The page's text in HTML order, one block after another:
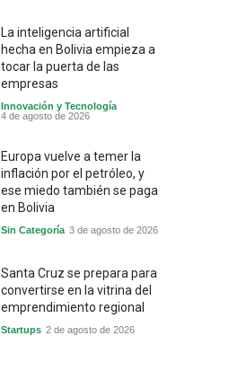
La inteligencia artificial
hecha en Bolivia empieza a
tocar la puerta de las
empresas
Innovación y Tecnología
4 de agosto de 2026
Europa vuelve a temer la
inflación por el petróleo, y
ese miedo también se paga
en Bolivia
Sin Categoría 3 de agosto de 2026
Santa Cruz se prepara para
convertirse en la vitrina del
emprendimiento regional
Startups 2 de agosto de 2026